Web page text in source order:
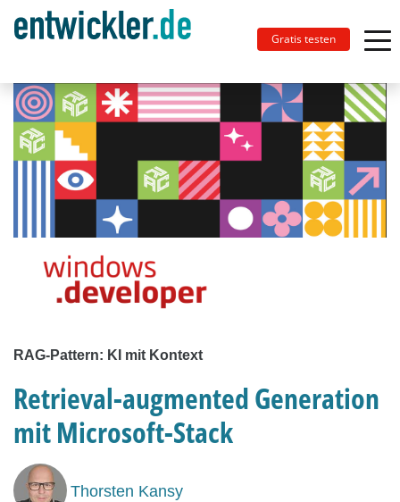
Gratis testen
RAG-Pattern: KI mit Kontext
Retrieval-augmented Generation
mit Microsoft-Stack
Thorsten Kansy